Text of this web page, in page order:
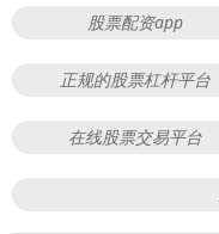
股票配资app
正规的股票杠杆平台
在线股票交易平台